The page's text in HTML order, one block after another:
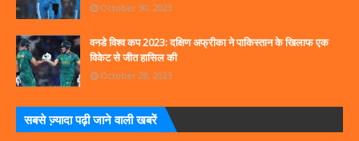
October 30, 2023
वनडे विश्व कप 2023: दक्षिण अफ्रीका ने पाकिस्तान के खिलाफ एक
विकेट से जीत हासिल की
October 28, 2023
सबसे ज्‍़यादा पढ़ी जाने वाली खबरें